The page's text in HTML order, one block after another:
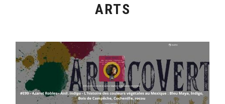
ARTS